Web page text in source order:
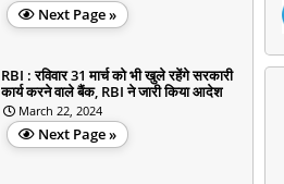
Next Page »
RBI : रविवार 31 मार्च को भी खुले रहेंगे सरकारी
कार्य करने वाले बैंक, RBI ने जारी किया आदेश
March 22, 2024
Next Page »